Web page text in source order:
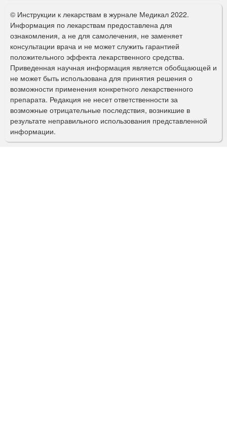
о
р
м
а
п
о
и
с
к
© Инструкции к лекарствам в журнале Медикал 2022.
Информация по лекарствам предоставлена для
ознакомления, а не для самолечения, не заменяет
консультации врача и не может служить гарантией
положительного эффекта лекарственного средства.
Приведенная научная информация является обобщающей и
не может быть использована для принятия решения о
возможности применения конкретного лекарственного
препарата. Редакция не несет ответственности за
возможные отрицательные последствия, возникшие в
результате неправильного использования представленной
информации.